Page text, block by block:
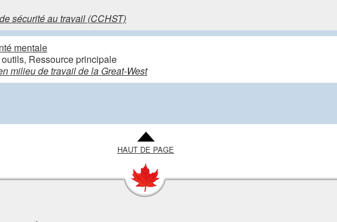
sécurité au travail (CCHST)
mentale
Ressource principale
milieu de travail de la Great-West
HAUT DE PAGE